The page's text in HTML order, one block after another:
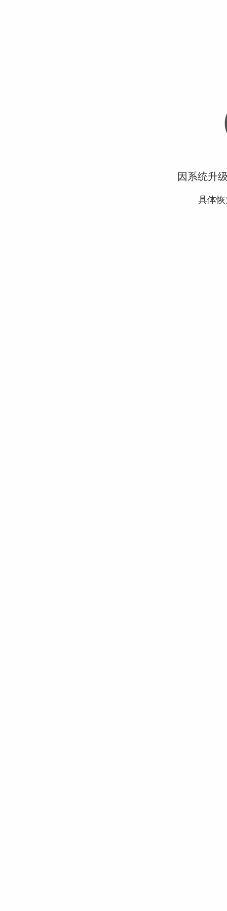
因系统升
具体